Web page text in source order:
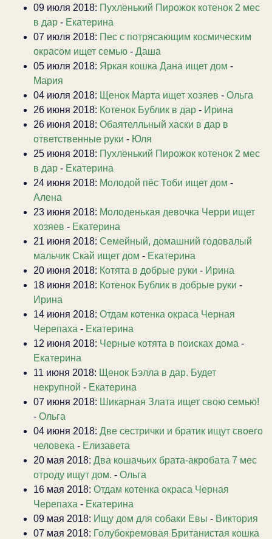
09 июля 2018: Пухленький Пирожок котенок 2 мес
в дар - Екатерина
07 июля 2018: Пес с потрясающим космическим
окрасом ищет семью - Даша
05 июля 2018: Яркая кошка Дана ищет дом -
Мария
04 июля 2018: Щенок Марта ищет хозяев - Ольга
26 июня 2018: Котенок Бублик в дар - Ирина
26 июня 2018: Обаятелльный хаски в дар в
ответственные руки - Юля
25 июня 2018: Пухленький Пирожок котенок 2 мес
в дар - Екатерина
24 июня 2018: Молодой пёс Тоби ищет дом -
Алена
23 июня 2018: Молоденькая девочка Черри ищет
хозяев - Екатерина
21 июня 2018: Семейный, домашний годовалый
мальчик Скай ищет дом - Екатерина
20 июня 2018: Котята в добрые руки - Ирина
18 июня 2018: Котенок Бублик в добрые руки -
Ирина
14 июня 2018: Отдам котенка окраса Черная
Черепаха - Екатерина
12 июня 2018: Черные котята в поисках дома -
Екатерина
11 июня 2018: Щенок Бэлла в дар. Будет
некрупной - Екатерина
07 июня 2018: Шикарная Злата ищет свою семью!
- Ольга
04 июня 2018: Две сестрички и братик ищут своего
человека - Елизавета
20 мая 2018: Два кошачьих брата-акробата 7 мес
отроду ищут дом. - Ольга
16 мая 2018: Отдам котенка окраса Черная
Черепаха - Екатерина
09 мая 2018: Ищу дом для собаки Евы - Виктория
07 мая 2018: Голубокремовая Британистая кошка